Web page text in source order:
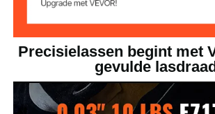
Precisielassen begint met
gevulde lasdraad